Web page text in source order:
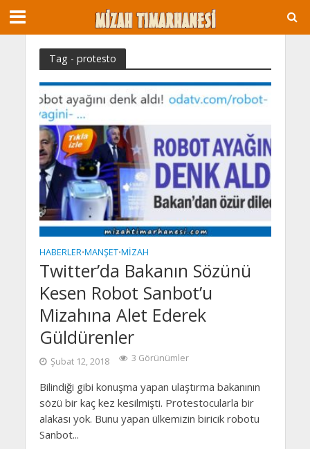
Tag - protesto
HABERLER•MANŞET•MIZAH
Twitter’da Bakanın Sözünü
Kesen Robot Sanbot’u
Mizahına Alet Ederek
Güldürenler
Şubat 12, 2018 3 Görünümler
Bilindiği gibi konuşma yapan ulaştırma bakanının
sözü bir kaç kez kesilmişti. Protestocularla bir
alakası yok. Bunu yapan ülkemizin biricik robotu
Sanbot...